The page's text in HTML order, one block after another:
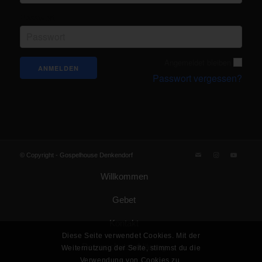
Passwort vergessen?
© Copyright - Gospelhouse Denkendorf
Willkommen
Gebet
Kontakt
Datenschutzerklärung
Diese Seite verwendet Cookies. Mit der
Weiternutzung der Seite, stimmst du die
Verwendung von Cookies zu.